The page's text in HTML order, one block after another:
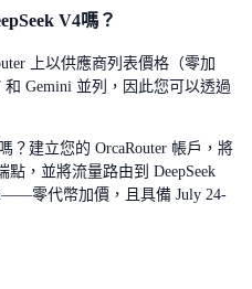
V4嗎？
上以供應商列表價格（零加
Gemini 並列，因此您可以透過
？建立您的 OrcaRouter 帳戶，將
，並將流量路由到 DeepSeek
零代幣加價，且具備 July 24-